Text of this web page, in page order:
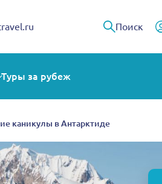
помочь!
Поиск
Туры за рубеж
каникулы в Антарктиде